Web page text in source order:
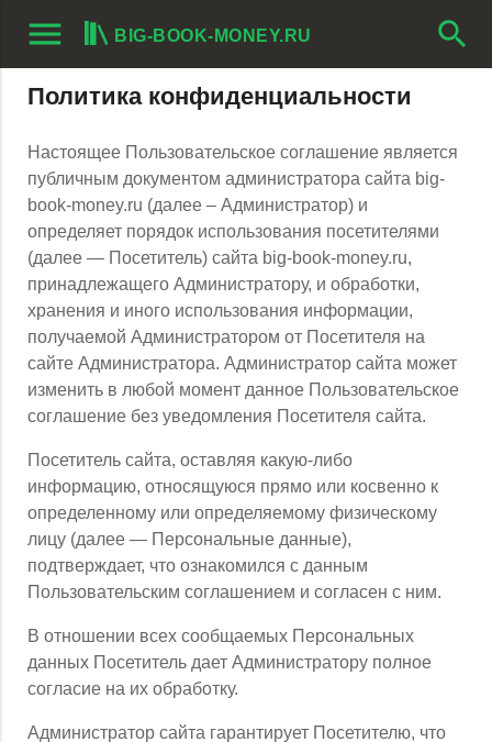
menu BIG-BOOK-MONEY.RU search
Политика конфиденциальности
Настоящее Пользовательское соглашение является
публичным документом администратора сайта big-
book-money.ru (далее – Администратор) и
определяет порядок использования посетителями
(далее — Посетитель) сайта big-book-money.ru,
принадлежащего Администратору, и обработки,
хранения и иного использования информации,
получаемой Администратором от Посетителя на
сайте Администратора. Администратор сайта может
изменить в любой момент данное Пользовательское
соглашение без уведомления Посетителя сайта.
Посетитель сайта, оставляя какую-либо
информацию, относящуюся прямо или косвенно к
определенному или определяемому физическому
лицу (далее — Персональные данные),
подтверждает, что ознакомился с данным
Пользовательским соглашением и согласен с ним.
В отношении всех сообщаемых Персональных
данных Посетитель дает Администратору полное
согласие на их обработку.
Администратор сайта гарантирует Посетителю, что